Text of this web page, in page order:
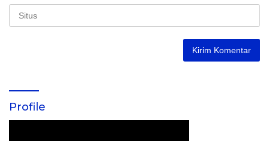
Profile